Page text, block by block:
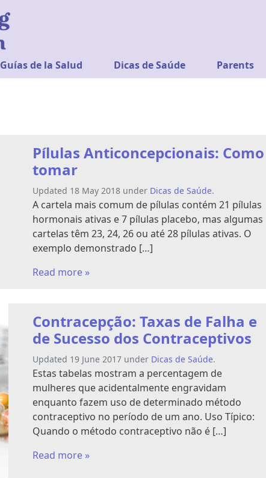
Guías de la Salud Dicas de Saúde Parents
Pílulas Anticoncepcionais: Como
tomar
Updated 18 May 2018 under Dicas de Saúde.
A cartela mais comum de pílulas contém 21 pílulas
hormonais ativas e 7 pílulas placebo, mas algumas
cartelas têm 23, 24, 26 ou até 28 pílulas ativas. O
exemplo demonstrado […]
Read more »
Contracepção: Taxas de Falha e
de Sucesso dos Contraceptivos
Updated 19 June 2017 under Dicas de Saúde.
Estas tabelas mostram a percentagem de
mulheres que acidentalmente engravidam
enquanto fazem uso de determinado método
contraceptivo no período de um ano. Uso Típico:
Quando o método contraceptivo não é […]
Read more »